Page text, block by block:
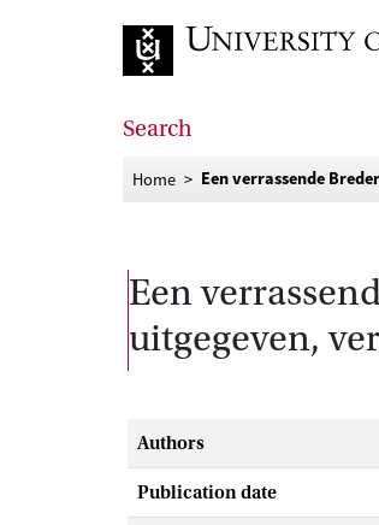
Search
Home Een verrassende
Een
uitgegeven,
Authors
Publication date